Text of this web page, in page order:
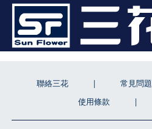
聯絡三花 常見問題
使用條款